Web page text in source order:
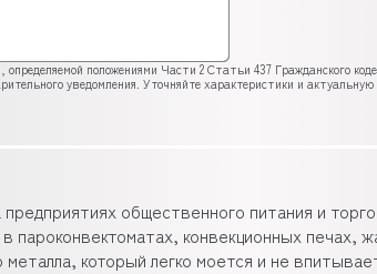
положениями Части 2 Статьи 437 Гражданского
уведомления. Уточняйте характеристики и
общественного питания и
пароконвектоматах, конвекционных печах,
который легко моется и не